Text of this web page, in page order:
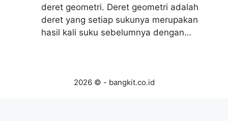
deret geometri. Deret geometri adalah
deret yang setiap sukunya merupakan
hasil kali suku sebelumnya dengan…
2026 © - bangkit.co.id